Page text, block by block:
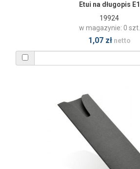
Etui na długopis E1
19924
w magazynie: 0 szt.
1,07 złnetto